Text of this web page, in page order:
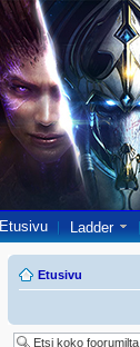
Etusivu Ladder
Etusivu